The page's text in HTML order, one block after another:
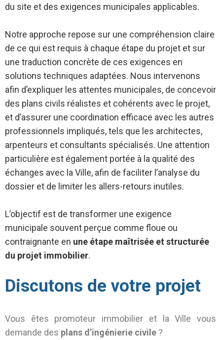
du site et des exigences municipales applicables.
Notre approche repose sur une compréhension claire
de ce qui est requis à chaque étape du projet et sur
une traduction concrète de ces exigences en
solutions techniques adaptées. Nous intervenons
afin d’expliquer les attentes municipales, de concevoir
des plans civils réalistes et cohérents avec le projet,
et d’assurer une coordination efficace avec les autres
professionnels impliqués, tels que les architectes,
arpenteurs et consultants spécialisés. Une attention
particulière est également portée à la qualité des
échanges avec la Ville, afin de faciliter l’analyse du
dossier et de limiter les allers-retours inutiles.
L’objectif est de transformer une exigence
municipale souvent perçue comme floue ou
contraignante en une étape maîtrisée et structurée
du projet immobilier.
Discutons de votre projet
Vous êtes promoteur immobilier et la Ville vous
demande des plans d’ingénierie civile ?